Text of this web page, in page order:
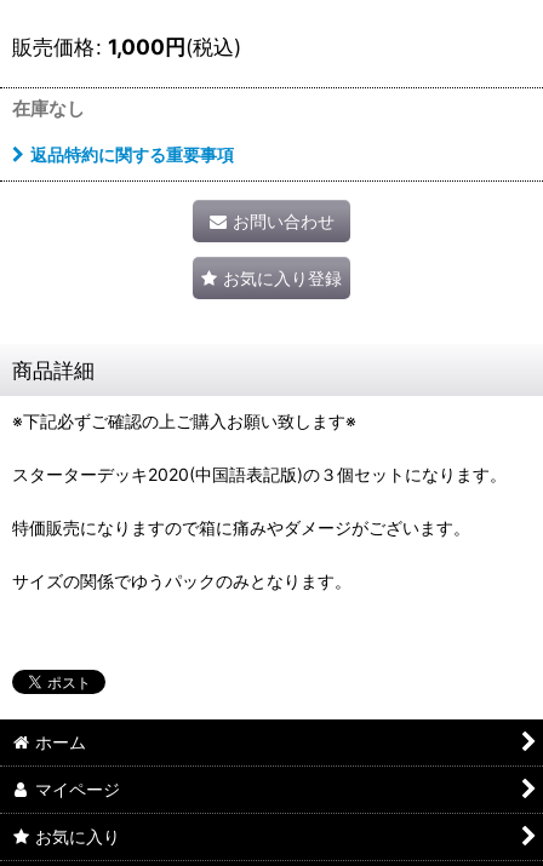
販売価格: 1,000円(税込)
在庫なし
返品特約に関する重要事項
お問い合わせ
お気に入り登録
商品詳細
※下記必ずご確認の上ご購入お願い致します※
スターターデッキ2020(中国語表記版)の３個セットになります。
特価販売になりますので箱に痛みやダメージがございます。
サイズの関係でゆうパックのみとなります。
ホーム
マイページ
お気に入り